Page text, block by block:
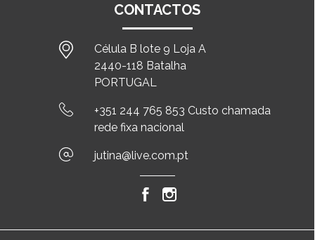
CONTACTOS
Célula B lote 9 Loja A
2440-118 Batalha
PORTUGAL
+351 244 765 853 Custo chamada
rede fixa nacional
jutina@live.com.pt